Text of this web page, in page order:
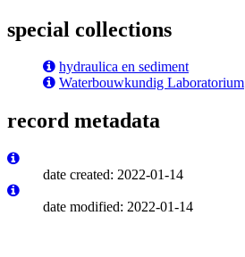
special collections
hydraulica en sediment
Waterbouwkundig Laboratorium
record metadata
date created: 2022-01-14
date modified: 2022-01-14